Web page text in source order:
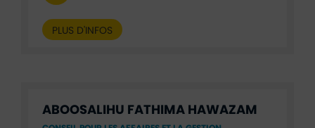
PLUS D'INFOS
ABOOSALIHU FATHIMA HAWAZAM